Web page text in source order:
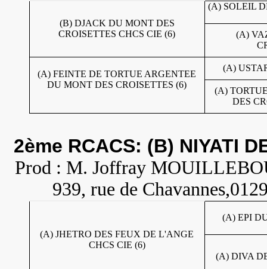
(B) DJACK DU MONT DES
CROISETTES CHCS CIE (6)
(A) SOLEIL
(A)
(A) FEINTE DE TORTUE ARGENTEE
DU MONT DES CROISETTES (6)
(A)
(A)
DES
2ème RCACS: (B) NIYATI
Prod : M. Joffray
939, rue de
(A) JHETRO DES FEUX DE L'ANGE
CHCS CIE (6)
(A) EPI
(A) DIVA